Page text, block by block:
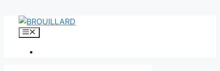
Aller
Menu